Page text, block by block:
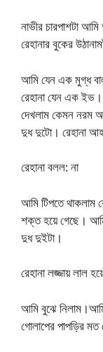
নাভীর চারপাশটা
রেহানার বুকের
আমি যেন এক মুগ্ধ
রেহানা যেন এক ইভ।
দেখলাম কেমন নরম
দুধ দুটো। রেহানা
রেহানা বলল: না
আমি টিপতে থাকলাম
শক্ত হয়ে গেছে।
দুধ দুইটা।
রেহানা লজ্জায় লাল
আমি বুঝে
গোলাপের পাপড়ির মত